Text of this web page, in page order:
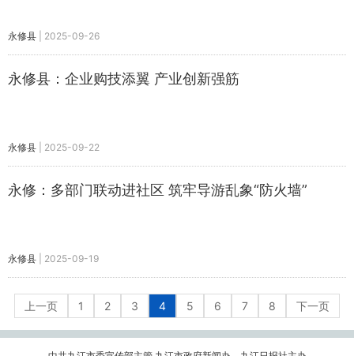
永修县 2025-09-26
永修县：企业购技添翼 产业创新强筋
永修县 2025-09-22
永修：多部门联动进社区 筑牢导游乱象“防火墙”
永修县 2025-09-19
上一页 1 2 3 4 5 6 7 8 下一页